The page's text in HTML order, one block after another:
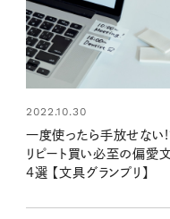
2022.10.30
一度使ったら手放せない
リピート買い必至の偏愛
4選 【文具グランプリ】